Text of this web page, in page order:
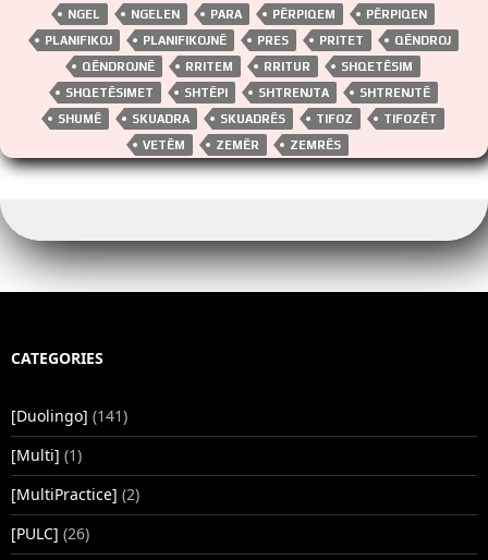
NGEL
NGELEN PARA PËRPIQEM
PËRPIQEN
PLANIFIKOJ
PLANIFIKOJNË PRES PRITET
QËNDROJ
QËNDROJNË
RRITEM RRITUR
SHQETËSIM
SHQETËSIMET
SHTËPI SHTRENJTA
SHTRENJTË
SHUMË
SKUADRA SKUADRËS TIFOZ
TIFOZËT
VETËM
ZEMËR ZEMRËS
CATEGORIES
[Duolingo] (141)
[Multi] (1)
[MultiPractice] (2)
[PULC] (26)